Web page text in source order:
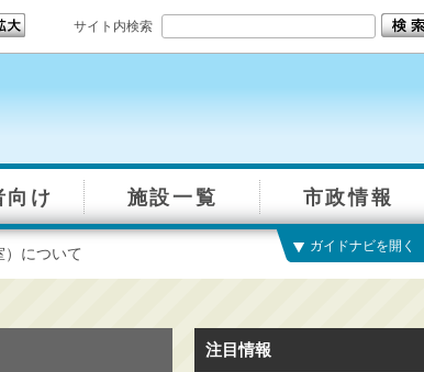
サイト内検索
向け 施設一覧 市政情報
ガイドナビを開く
について
注目情報